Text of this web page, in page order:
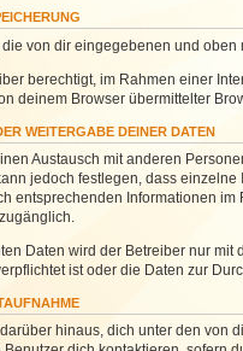
von dir eingegebenen und
berechtigt, im Rahmen einer
deinem Browser übermittelter
WEITERGABE DEINER DATEN
Austausch mit anderen
jedoch festlegen, dass
entsprechenden Informationen
Daten wird der Betreiber nur
ist oder die Daten zur
hinaus, dich unter den